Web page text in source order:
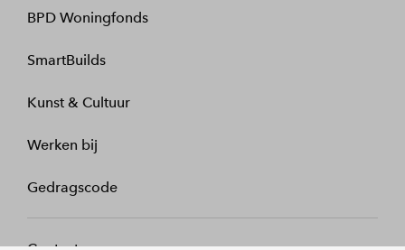
BPD Woningfonds
SmartBuilds
Kunst & Cultuur
Werken bij
Gedragscode